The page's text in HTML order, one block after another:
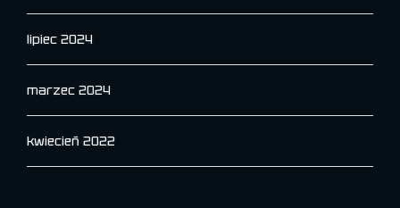
lipiec 2024
marzec 2024
kwiecień 2022